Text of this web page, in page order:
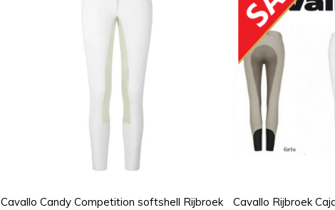
Cavallo Candy Competition softshell Rijbroek
Cavallo Rijbroek